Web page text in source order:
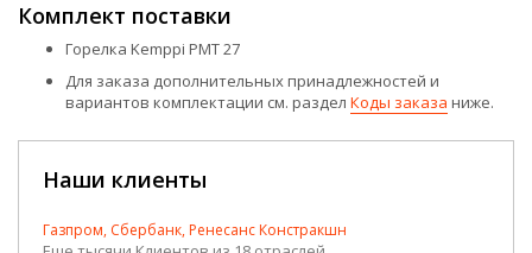
Комплект поставки
Горелка Kemppi PMT 27
Для заказа дополнительных принадлежностей и
вариантов комплектации см. раздел Коды заказа ниже.
Наши клиенты
Газпром, Сбербанк, Ренесанс Констракшн